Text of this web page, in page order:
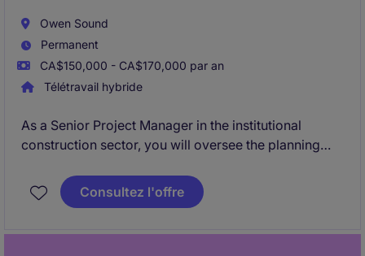
Owen Sound
Permanent
CA$150,000 - CA$170,000 par an
Télétravail hybride
As a Senior Project Manager in the institutional
construction sector, you will oversee the planning
project in Owen Sound. Your role will involve
coordinating with stakeholders, managing budgets,
Consultez l'offre